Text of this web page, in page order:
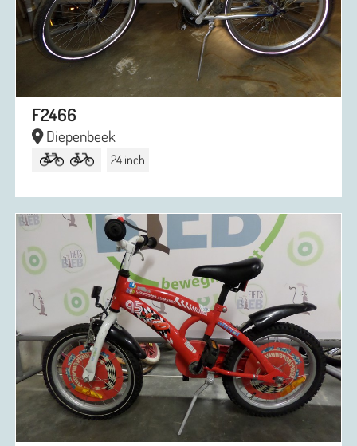
F2466
Diepenbeek
24 inch